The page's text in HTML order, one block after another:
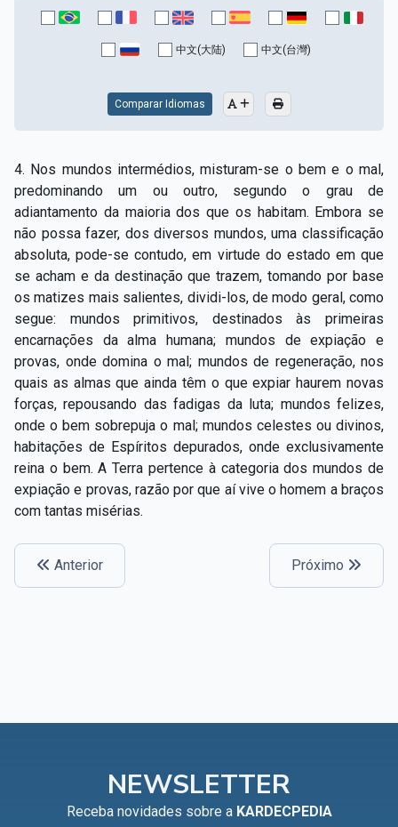
Capítulo XIV — Honrai a vosso pai e a vossa mãe
Capítulo XV — Fora da caridade não há salvação
Capítulo XVIII — Muitos os chamados, poucos os
escolhidos
▸
Capítulo XIX — A fé transporta montanhas ▸
Capítulo XX — Os trabalhadores da última hora ▸
Capítulo XXI — Haverá falsos cristos e falsos
profetas
▸
Capítulo XXII — Não separareis o que Deus juntou ▸
Capítulo XXIII — Estranha moral ▸
Capítulo XXIV — Não ponhais a candeia debaixo do
alqueire
▸
Capítulo XXV — Buscai e achareis ▸
▸
Capítulo XXVII — Pedi e obtereis ▸
中文(大陆) 中文(台灣)
Comparar Idiomas
4. Nos mundos intermédios, misturam-se o bem e o mal,
predominando um ou outro, segundo o grau de
adiantamento da maioria dos que os habitam. Embora se
não possa fazer, dos diversos mundos, uma classificação
absoluta, pode-se contudo, em virtude do estado em que
se acham e da destinação que trazem, tomando por base
os matizes mais salientes, dividi-los, de modo geral, como
segue: mundos primitivos, destinados às primeiras
encarnações da alma humana; mundos de expiação e
provas, onde domina o mal; mundos de regeneração, nos
quais as almas que ainda têm o que expiar haurem novas
forças, repousando das fadigas da luta; mundos felizes,
onde o bem sobrepuja o mal; mundos celestes ou divinos,
habitações de Espíritos depurados, onde exclusivamente
reina o bem. A Terra pertence à categoria dos mundos de
expiação e provas, razão por que aí vive o homem a braços
com tantas misérias.
Anterior Próximo
NEWSLETTER
Receba novidades sobre a KARDECPEDIA